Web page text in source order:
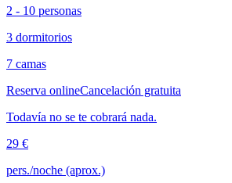
2 - 10 personas
3 dormitorios
7 camas
Reserva onlineCancelación gratuita
Todavía no se te cobrará nada.
29 €
pers./noche (aprox.)